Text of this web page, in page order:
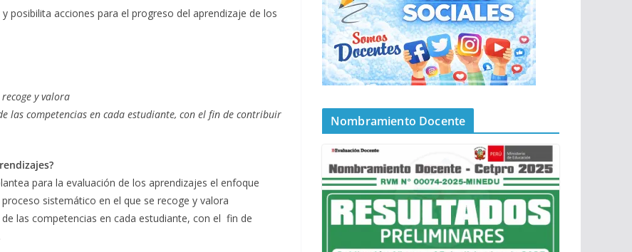
posibilita acciones para el progreso del aprendizaje de los
y valora
las competencias en cada estudiante, con el fin de contribuir
para la evaluación de los aprendizajes el enfoque
sistemático en el que se recoge y valora
las competencias en cada estudiante, con el fin de
Nombramiento Docente